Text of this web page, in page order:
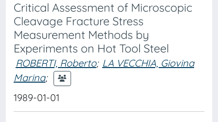
Critical Assessment of Microscopic
Cleavage Fracture Stress
Measurement Methods by
Experiments on Hot Tool Steel
ROBERTI, Roberto; LA VECCHIA, Giovina
Marina;
1989-01-01